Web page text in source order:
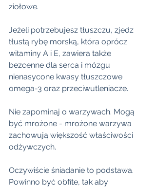
ziołowe.
Jeżeli potrzebujesz tłuszczu, zjedz
tłustą rybę morską, która oprócz
witaminy A i E, zawiera także
bezcenne dla serca i mózgu
nienasycone kwasy tłuszczowe
omega-3 oraz przeciwutleniacze.
Nie zapominaj o warzywach. Mogą
być mrożone - mrożone warzywa
zachowują większość właściwości
odżywczych.
Oczywiście śniadanie to podstawa.
Powinno być obfite, tak aby